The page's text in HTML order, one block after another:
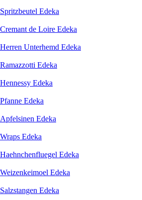
Spritzbeutel Edeka
Cremant de Loire Edeka
Herren Unterhemd Edeka
Ramazzotti Edeka
Hennessy Edeka
Pfanne Edeka
Apfelsinen Edeka
Wraps Edeka
Haehnchenfluegel Edeka
Weizenkeimoel Edeka
Salzstangen Edeka